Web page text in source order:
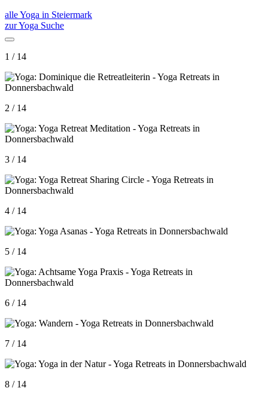
alle Yoga in Steiermark
zur Yoga Suche
1 / 14
2 / 14
3 / 14
4 / 14
5 / 14
6 / 14
7 / 14
8 / 14